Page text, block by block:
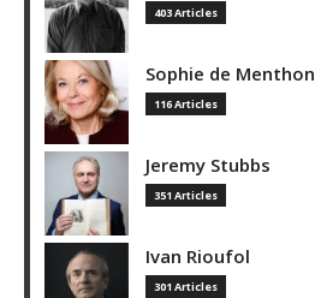
403 Articles
Sophie de Menthon
116 Articles
Jeremy Stubbs
351 Articles
Ivan Rioufol
301 Articles